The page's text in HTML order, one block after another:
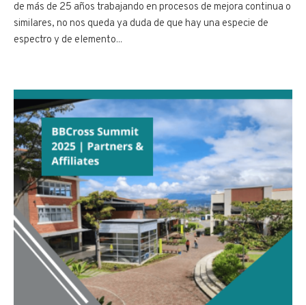
de más de 25 años trabajando en procesos de mejora continua o
similares, no nos queda ya duda de que hay una especie de
espectro y de elemento...